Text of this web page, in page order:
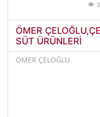
ÖMER
SÜT ÜRÜNLERİ
ÖMER ÇELOĞLU